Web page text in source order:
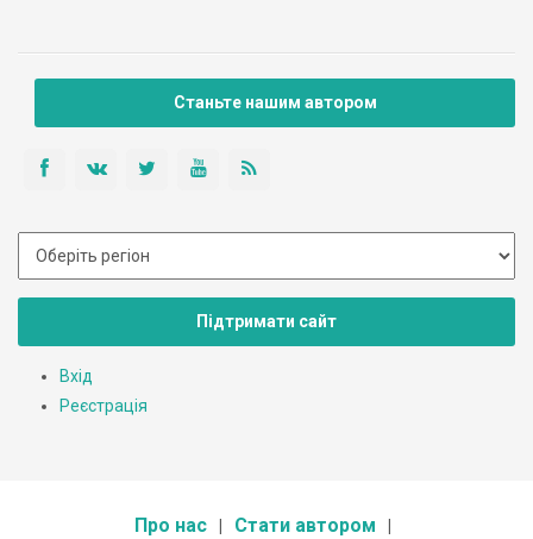
Станьте нашим автором
Підтримати сайт
Вхід
Реєстрація
Про нас Стати автором